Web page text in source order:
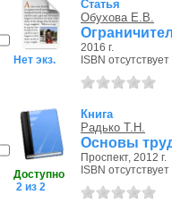
Нет экз.
Статья
Обухова Е.В.
2016 г.
ISBN отсутствует
Доступно
2 из 2
Книга
Радько Т.Н.
Основы
Проспект, 2012 г.
ISBN отсутствует